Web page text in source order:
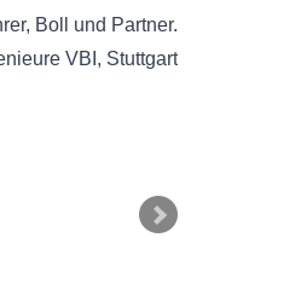
Boll und Partner.
VBI
Stuttgart